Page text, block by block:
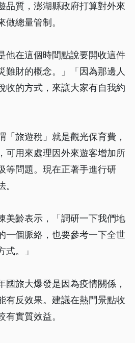
品質，澎湖縣政府打算對外來
總量管制。
他在這個時間點說要開收這件
難財的概念。」「因為那邊人
收的方式，來讓大家有自我約
「旅遊稅」就是觀光保育費，
可用來處理因外來遊客增加所
等問題。現在正著手進行研
美齡表示，「調研一下我們地
一個脈絡，也要參考一下全世
。」
國旅大爆發是因為疫情關係，
有反效果。建議在熱門景點收
實質效益。